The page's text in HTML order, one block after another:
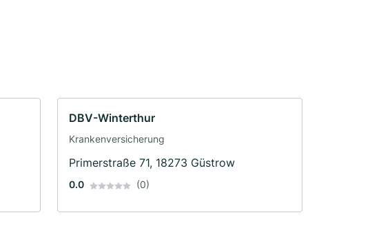
DBV-Winterthur
Krankenversicherung
Primerstraße 71, 18273 Güstrow
0.0 (0)